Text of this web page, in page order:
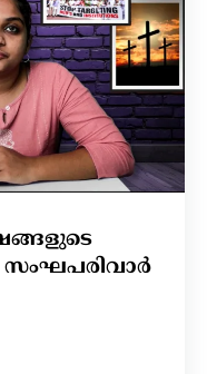
സംഘപരിവാർ